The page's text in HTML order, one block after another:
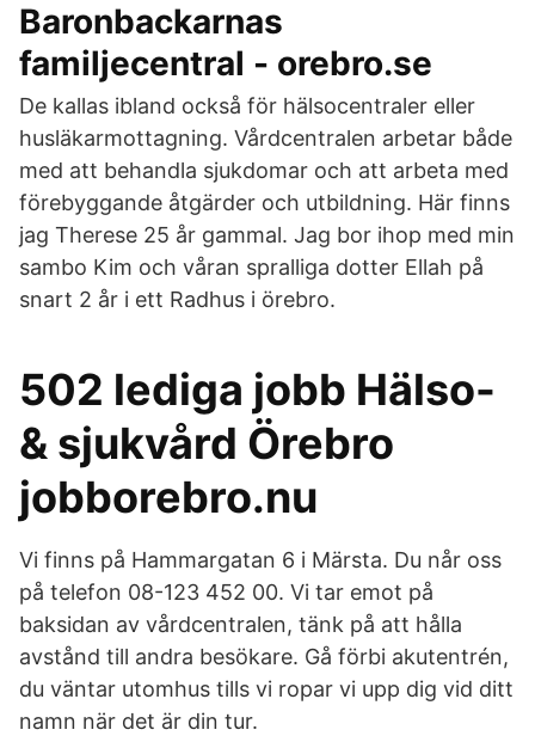
Baronbackarnas
familjecentral - orebro.se
De kallas ibland också för hälsocentraler eller
husläkarmottagning. Vårdcentralen arbetar både
med att behandla sjukdomar och att arbeta med
förebyggande åtgärder och utbildning. Här finns
jag Therese 25 år gammal. Jag bor ihop med min
sambo Kim och våran spralliga dotter Ellah på
snart 2 år i ett Radhus i örebro.
502 lediga jobb Hälso-
& sjukvård Örebro
jobborebro.nu
Vi finns på Hammargatan 6 i Märsta. Du når oss
på telefon 08-123 452 00. Vi tar emot på
baksidan av vårdcentralen, tänk på att hålla
avstånd till andra besökare. Gå förbi akutentrén,
du väntar utomhus tills vi ropar vi upp dig vid ditt
namn när det är din tur.